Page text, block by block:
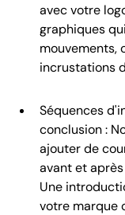
avec votre
graphiques
mouvements,
incrustations
Séquences
conclusion :
ajouter de
avant et
Une
votre marque